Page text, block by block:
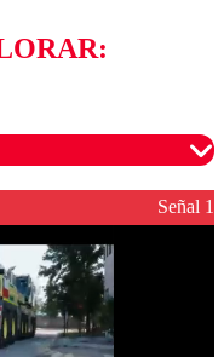
para garantizar un
Señal 1